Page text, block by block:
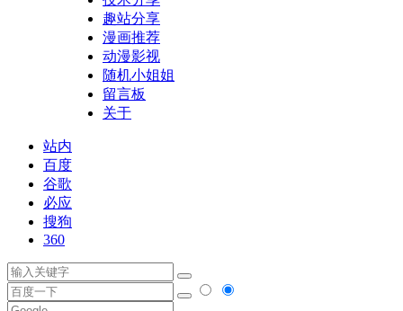
趣站分享
漫画推荐
动漫影视
随机小姐姐
留言板
关于
站内
百度
谷歌
必应
搜狗
360